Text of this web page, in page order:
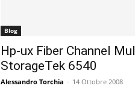
Blog
Hp-ux Fiber Channel
StorageTek 6540
Alessandro Torchia - 14 Ottobre 2008